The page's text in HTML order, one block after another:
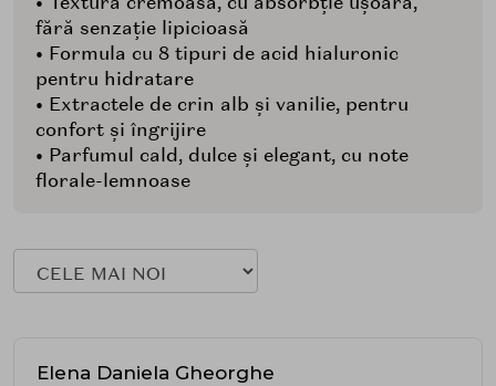
fără senzație lipicioasă
• Formula cu 8 tipuri de acid hialuronic
pentru hidratare
• Extractele de crin alb și vanilie, pentru
confort și îngrijire
• Parfumul cald, dulce și elegant, cu note
florale-lemnoase
Elena Daniela Gheorghe